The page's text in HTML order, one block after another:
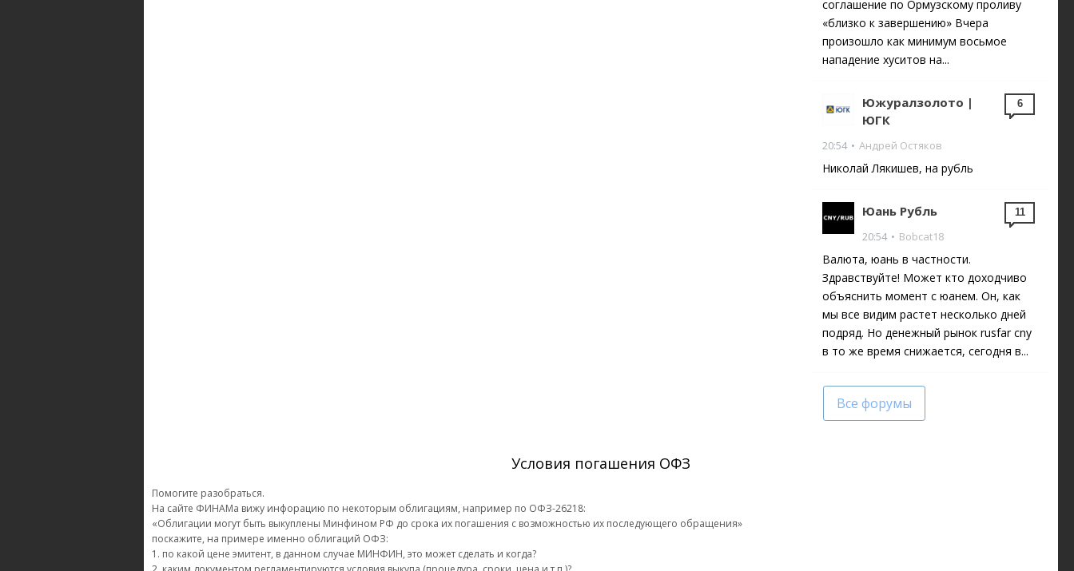
соглашение по Ормузскому проливу
«близко к завершению» Вчера
произошло как минимум восьмое
нападение хуситов на...
Южуралзолото |
ЮГК
20:54 • Андрей Остяков
Николай Лякишев, на рубль
6
Юань Рубль
20:54 • Bobcat18
Валюта, юань в частности.
Здравствуйте! Может кто доходчиво
объяснить момент с юанем. Он, как
мы все видим растет несколько дней
подряд. Но денежный рынок rusfar cny
в то же время снижается, сегодня в...
11
Все форумы
Условия погашения ОФЗ
Помогите разобраться.
На сайте ФИНАМа вижу инфорацию по некоторым облигациям, например по ОФЗ-26218:
«Облигации могут быть выкуплены Минфином РФ до срока их погашения с возможностью их последующего обращения»
поскажите, на примере именно облигаций ОФЗ:
1. по какой цене эмитент, в данном случае МИНФИН, это может сделать и когда?